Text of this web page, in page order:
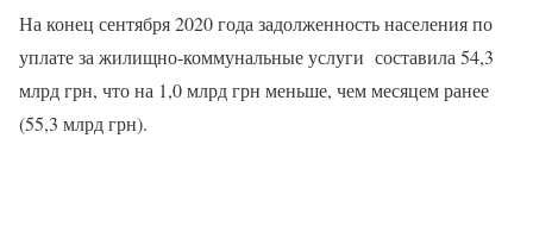
На конец сентября 2020 года задолженность населения по
уплате за жилищно-коммунальные услуги составила 54,3
млрд грн, что на 1,0 млрд грн меньше, чем месяцем ранее
(55,3 млрд грн).